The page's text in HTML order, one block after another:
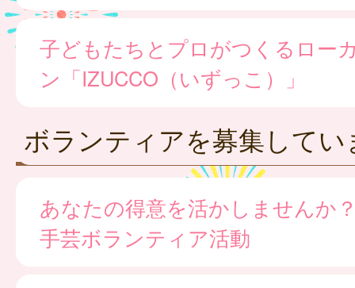
子どもたちとプロがつくるロー
ン「IZUCCO（いずっこ）」
ボランティアを募集してい
あなたの得意を活かしませんか
手芸ボランティア活動